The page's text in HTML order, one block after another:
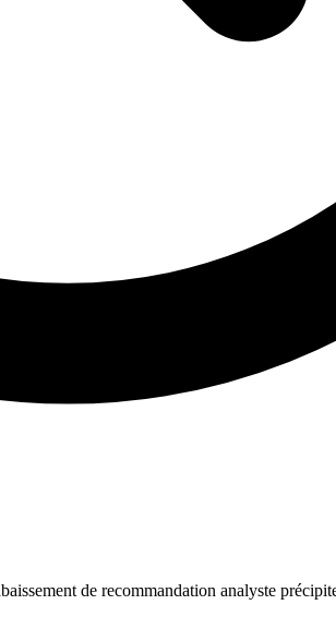
de recommandation analyste